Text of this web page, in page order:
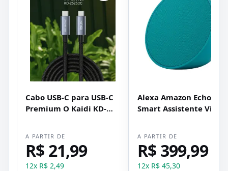
Cabo USB-C para USB-C
Premium O Kaidi KD-
A PARTIR DE
R$ 21,99
12x R$ 2,49
Alexa Amazon Echo Pop
Smart Assistente
A PARTIR DE
R$ 399,99
12x R$ 45,30